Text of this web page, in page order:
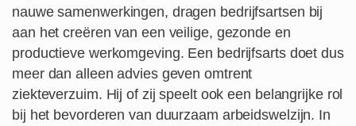
nauwe samenwerkingen, dragen bedrijfsartsen bij
aan het creëren van een veilige, gezonde en
productieve werkomgeving. Een bedrijfsarts doet dus
meer dan alleen advies geven omtrent
ziekteverzuim. Hij of zij speelt ook een belangrijke rol
bij het bevorderen van duurzaam arbeidswelzijn. In